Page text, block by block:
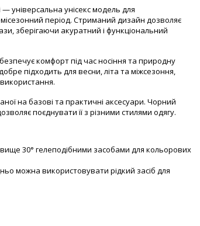
універсальна унісекс модель для
період. Стриманий дизайн дозволяє
зберігаючи акуратний і функціональний
комфорт під час носіння та природну
підходить для весни, літа та міжсезоння,
на базові та практичні аксесуари. Чорний
поєднувати її з різними стилями одягу.
30° гелеподібними засобами для кольорових
можна використовувати рідкий засіб для